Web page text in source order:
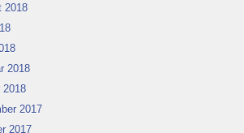
2018
2018
2018
2017
2017